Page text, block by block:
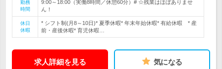
勤務
時間
9:00～18:00（実働8時間／休憩60分）# ☆残業はほぼありませ
ん！
休日
休暇
* シフト制(月8～10日)* 夏季休暇* 年末年始休暇* 有給休暇 * 産
前・産後休暇* 育児休暇…
求人詳細を見る 気になる